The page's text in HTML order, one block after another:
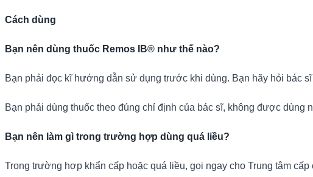
Cách dùng
Bạn nên dùng thuốc Remos IB® như thế nào?
Bạn phải đọc kĩ hướng dẫn sử dụng trước khi dùng. Bạn hãy hỏi bác
Bạn phải dùng thuốc theo đúng chỉ định của bác sĩ, không được
Bạn nên làm gì trong trường hợp dùng quá liều?
Trong trường hợp khẩn cấp hoặc quá liều, gọi ngay cho Trung tâm